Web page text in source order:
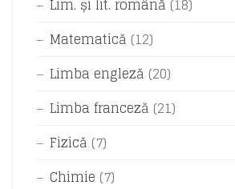
Lim. și lit. română (18)
Matematică (12)
Limba engleză (20)
Limba franceză (21)
Fizică (7)
Chimie (7)